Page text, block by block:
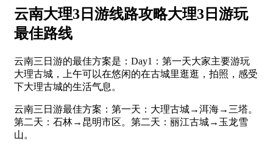
云南大理3日游线路攻略大理3日游玩
最佳路线
云南三日游的最佳方案是：Day1：第一天大家主要游玩
大理古城，上午可以在悠闲的在古城里逛逛，拍照，感受
下大理古城的生活气息。
云南三日游最佳方案：第一天：大理古城→洱海→三塔。
第二天：石林→昆明市区。第二天：丽江古城→玉龙雪
山。